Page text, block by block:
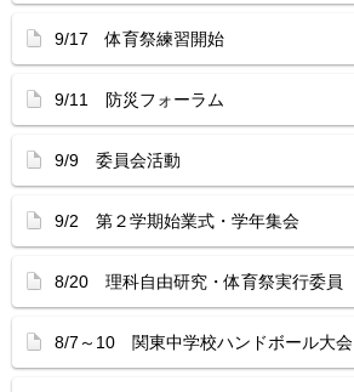
9/17 体育祭練習開始
9/11 防災フォーラム
9/9 委員会活動
9/2 第２学期始業式・学年集会
8/20 理科自由研究・体育祭実行委員
8/7～10 関東中学校ハンドボール大会